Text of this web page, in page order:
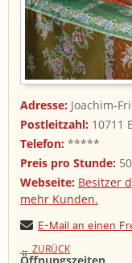
Adresse: Joachim-
Postleitzahl: 10711
Telefon: *****
Preis pro Stunde:
Webseite: Besitzer
mehr Kunden.
E-Mail an einen
← ZURÜCK
Öffnungszeiten